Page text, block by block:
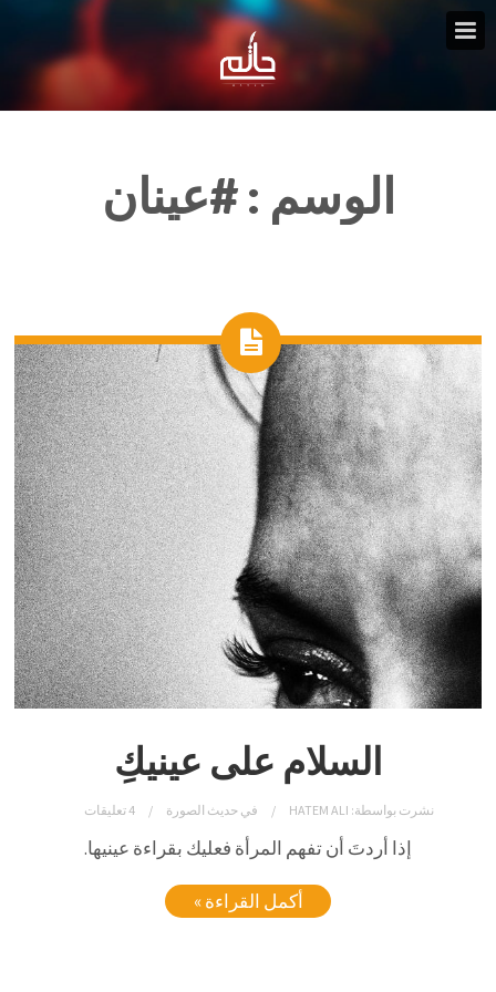
الوسم :#عينان
السلام على عينيكِ
نشرت بواسطة: HATEM ALI في حديث الصورة 4 تعليقات
إذا أردتَ أن تفهم المرأة فعليك بقراءة عينيها.
أكمل القراءة »